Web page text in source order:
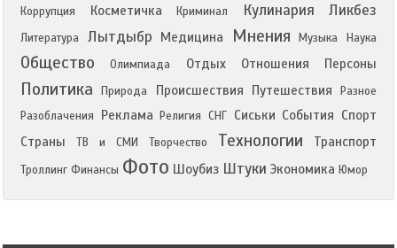
Коррупция Косметичка Криминал Кулинария Ликбез
Литература Лытдыбр Медицина Мнения Музыка Наука
Общество Олимпиада Отдых Отношения Персоны
Политика Природа Происшествия Путешествия
Разное
Разоблачения
Реклама Религия СНГ Сиськи События Спорт
Страны
ТВ и СМИ Творчество Технологии Транспорт
Троллинг Финансы Фото Шоубиз Штуки Экономика Юмор